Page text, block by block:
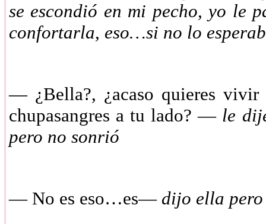
se escondió en mi pecho, yo le
confortarla, eso…si no lo
— ¿Bella?, ¿acaso quieres
chupasangres a tu lado? —le
pero no sonrió
— No es eso…es— dijo ella